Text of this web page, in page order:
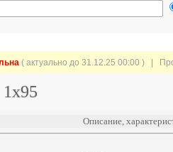
( актуально до 31.12.25 00:00 ) |
Описание,